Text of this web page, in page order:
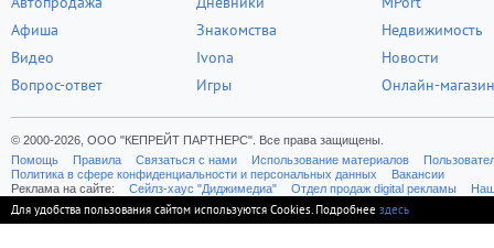
Афиша
Видео
Вопрос-ответ
Знакомства
Ivona
Игры
Недвижимость
Новости
Онлайн-магазин
© 2000-2026, ООО "КЕПРЕЙТ ПАРТНЕРС". Все права защищены.
Помощь
Правила Связаться с нами Использование материалов
Политика в сфере конфиденциальности и персональных данных
Вакансии
Реклама на сайте:
Cейлз-хаус "Диджимедиа" Отдел продаж digital рекламы
Для удобства пользования сайтом используются Cookies. Подробнее здесь